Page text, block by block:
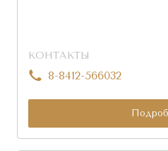
КОНТАКТЫ
8-8412-566032